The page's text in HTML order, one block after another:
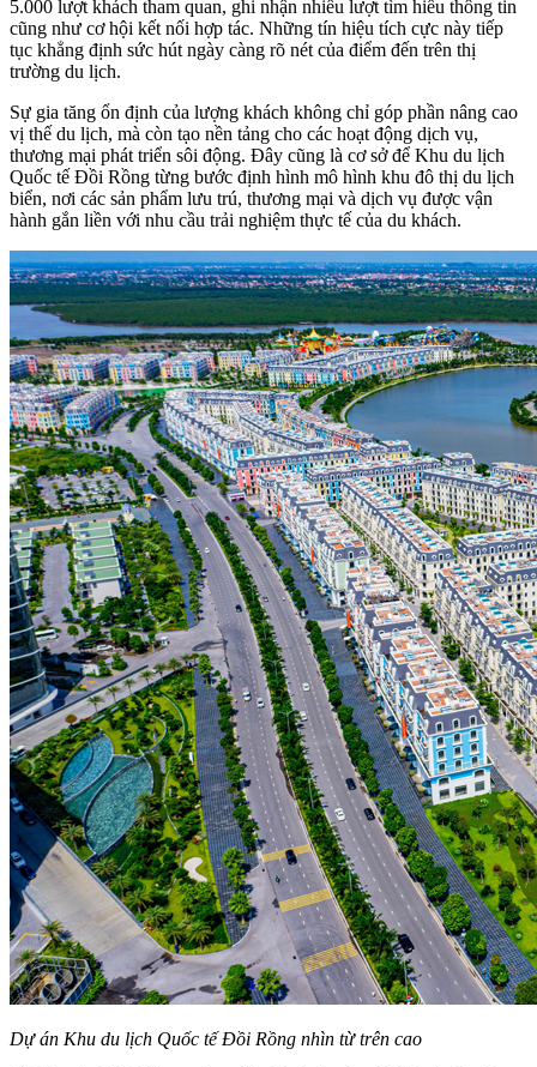
5.000 lượt khách tham quan, ghi nhận nhiều lượt tìm hiểu thông tin
cũng như cơ hội kết nối hợp tác. Những tín hiệu tích cực này tiếp
tục khẳng định sức hút ngày càng rõ nét của điểm đến trên thị
trường du lịch.
Sự gia tăng ổn định của lượng khách không chỉ góp phần nâng cao
vị thế du lịch, mà còn tạo nền tảng cho các hoạt động dịch vụ,
thương mại phát triển sôi động. Đây cũng là cơ sở để Khu du lịch
Quốc tế Đồi Rồng từng bước định hình mô hình khu đô thị du lịch
biển, nơi các sản phẩm lưu trú, thương mại và dịch vụ được vận
hành gắn liền với nhu cầu trải nghiệm thực tế của du khách.
Dự án Khu du lịch Quốc tế Đồi Rồng nhìn từ trên cao